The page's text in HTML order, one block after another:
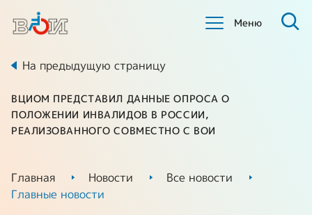
Меню
На предыдущую страницу
ВЦИОМ ПРЕДСТАВИЛ ДАННЫЕ ОПРОСА О
ПОЛОЖЕНИИ ИНВАЛИДОВ В РОССИИ,
РЕАЛИЗОВАННОГО СОВМЕСТНО С ВОИ
Главная Новости
Все новости
Главные новости